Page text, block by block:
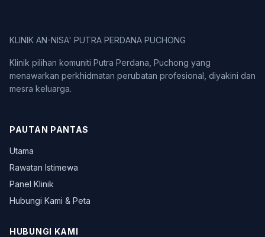
KLINIK AN-NISA' PUTRA PERDANA PUCHONG
Klinik pilihan komuniti Putra Perdana, Puchong yang
menawarkan perkhidmatan perubatan profesional, diyakini dan
mesra keluarga.
PAUTAN PANTAS
Utama
Rawatan Istimewa
Panel Klinik
Hubungi Kami & Peta
HUBUNGI KAMI